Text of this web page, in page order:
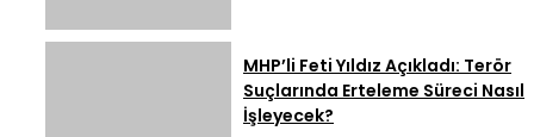
MHP’li Feti Yıldız Açıkladı: Terör
Suçlarında Erteleme Süreci Nasıl
İşleyecek?